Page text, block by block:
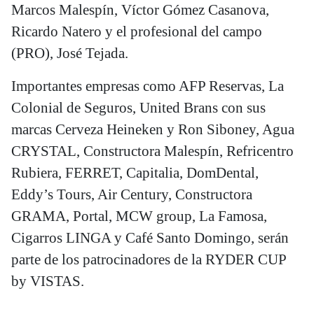
Marcos Malespín, Víctor Gómez Casanova,
Ricardo Natero y el profesional del campo
(PRO), José Tejada.
Importantes empresas como AFP Reservas, La
Colonial de Seguros, United Brans con sus
marcas Cerveza Heineken y Ron Siboney, Agua
CRYSTAL, Constructora Malespín, Refricentro
Rubiera, FERRET, Capitalia, DomDental,
Eddy’s Tours, Air Century, Constructora
GRAMA, Portal, MCW group, La Famosa,
Cigarros LINGA y Café Santo Domingo, serán
parte de los patrocinadores de la RYDER CUP
by VISTAS.